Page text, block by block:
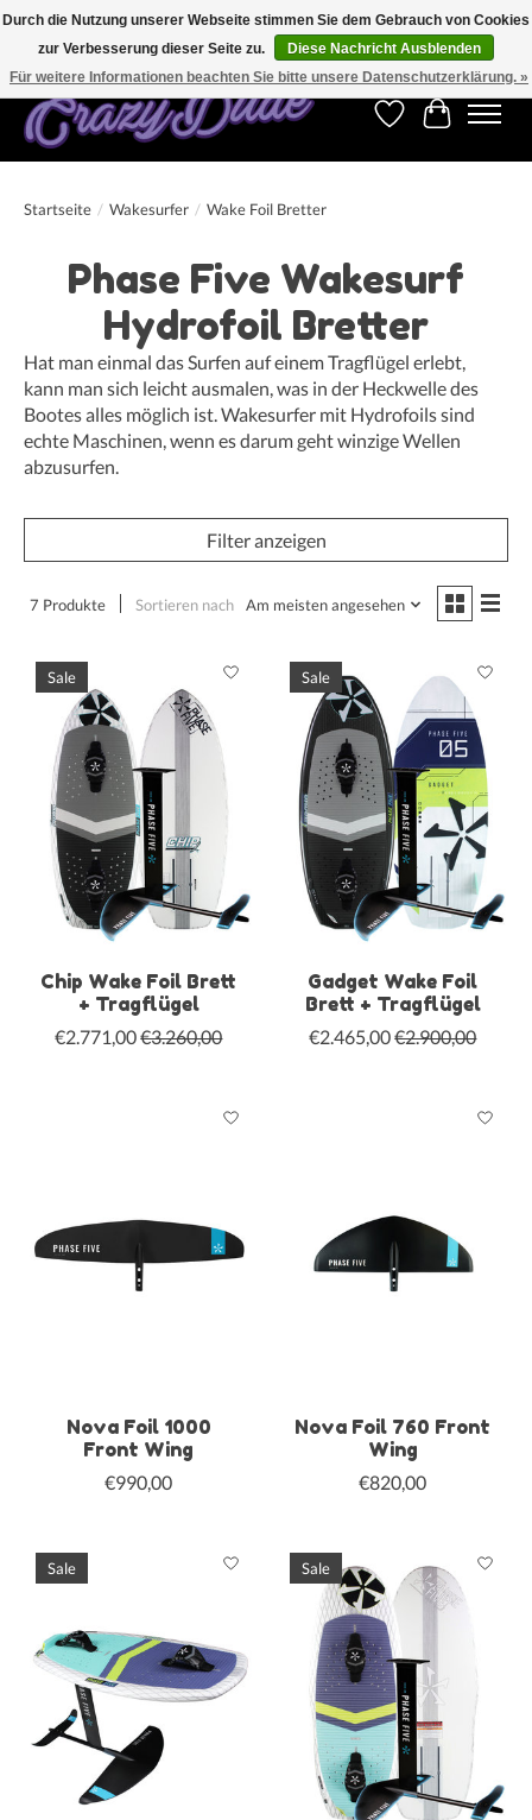
Kostenfreier Versand für Bestellungen ab 250 €. Weltweite Lieferung!
Wunschzettel
Ihr
Startseite / Wakesurfer / Wake Foil Bretter
Phase Five Wakesurf
Hydrofoil Bretter
Hat man einmal das Surfen auf einem Tragflügel erlebt,
kann man sich leicht ausmalen, was in der Heckwelle des
Bootes alles möglich ist. Wakesurfer mit Hydrofoils sind
echte Maschinen, wenn es darum geht winzige Wellen
abzusurfen.
Filter anzeigen
7 Produkte Sortieren nach Am meisten angesehen
Sale
Chip Wake Foil Brett
+ Tragflügel
€2.771,00€3.260,00
Sale
Gadget Wake Foil
Brett + Tragflügel
€2.465,00€2.900,00
Nova Foil 1000
Front Wing
€990,00
Nova Foil 760 Front
Wing
€820,00
Sale Sale
Durch die Nutzung unserer Webseite stimmen Sie dem Gebrauch von Cookies
zur Verbesserung dieser Seite zu.
Diese Nachricht Ausblenden
Für weitere Informationen beachten Sie bitte unsere Datenschutzerklärung. »